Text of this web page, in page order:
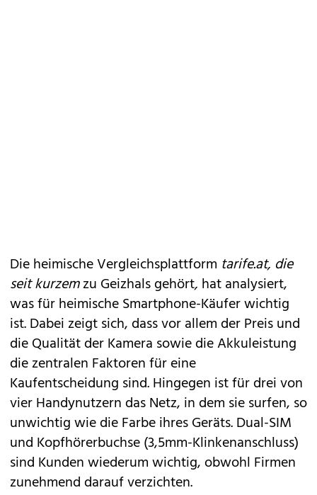
Die heimische Vergleichsplattform tarife.at, die
seit kurzemzu Geizhals gehört, hat analysiert,
was für heimischeSmartphone-Käuferwichtig
ist. Dabei zeigt sich, dass vor allem der Preis und
die Qualität der Kamera sowie die Akkuleistung
die zentralen Faktoren für eine
Kaufentscheidung sind. Hingegen ist für drei von
vier Handynutzern das Netz, in dem sie surfen, so
unwichtig wie die Farbe ihres Geräts. Dual-SIM
und Kopfhörerbuchse (3,5mm-Klinkenanschluss)
sind Kunden wiederum wichtig, obwohl Firmen
zunehmend darauf verzichten.